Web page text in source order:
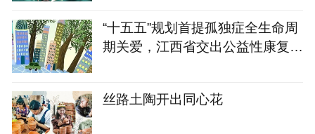
“十五五”规划首提孤独症全生命周
期关爱，江西省交出公益性康复服
丝路土陶开出同心花